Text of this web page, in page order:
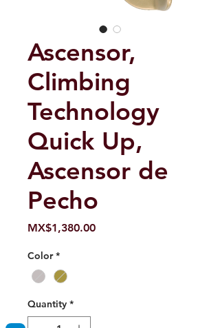
Ascensor,
Climbing
Technology
Quick Up,
Ascensor de
Pecho
MX$1,380.00Price
Color *
Quantity *